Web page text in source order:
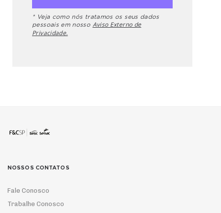
* Veja como nós tratamos os seus dados
pessoais em nosso Aviso Externo de
Privacidade.
NOSSOS CONTATOS
Fale Conosco
Trabalhe Conosco